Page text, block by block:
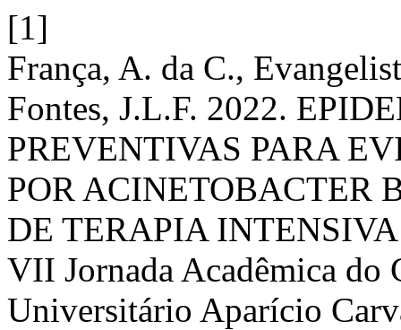
[1]
França, A. da C.,
Fontes, J.L.F. 2022.
PREVENTIVAS PARA
POR ACINETOBACTER
DE TERAPIA
VII Jornada Acadêmica do
Universitário Aparício